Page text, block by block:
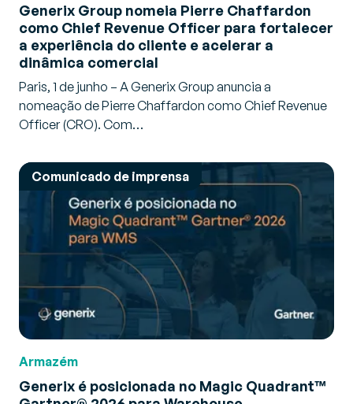
Generix Group nomeia Pierre Chaffardon
como Chief Revenue Officer para fortalecer
a experiência do cliente e acelerar a
dinâmica comercial
Paris, 1 de junho – A Generix Group anuncia a
nomeação de Pierre Chaffardon como Chief Revenue
Officer (CRO). Com…
Comunicado de imprensa
Armazém
Generix é posicionada no Magic Quadrant™